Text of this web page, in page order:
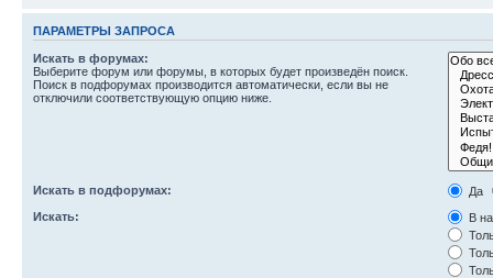
ПАРАМЕТРЫ ЗАПРОСА
Искать в форумах:
Выберите форум или форумы, в которых будет произведён поиск.
Поиск в подфорумах производится автоматически, если вы не
отключили соответствующую опцию ниже.
Искать в подфорумах:
Да
Искать:
В